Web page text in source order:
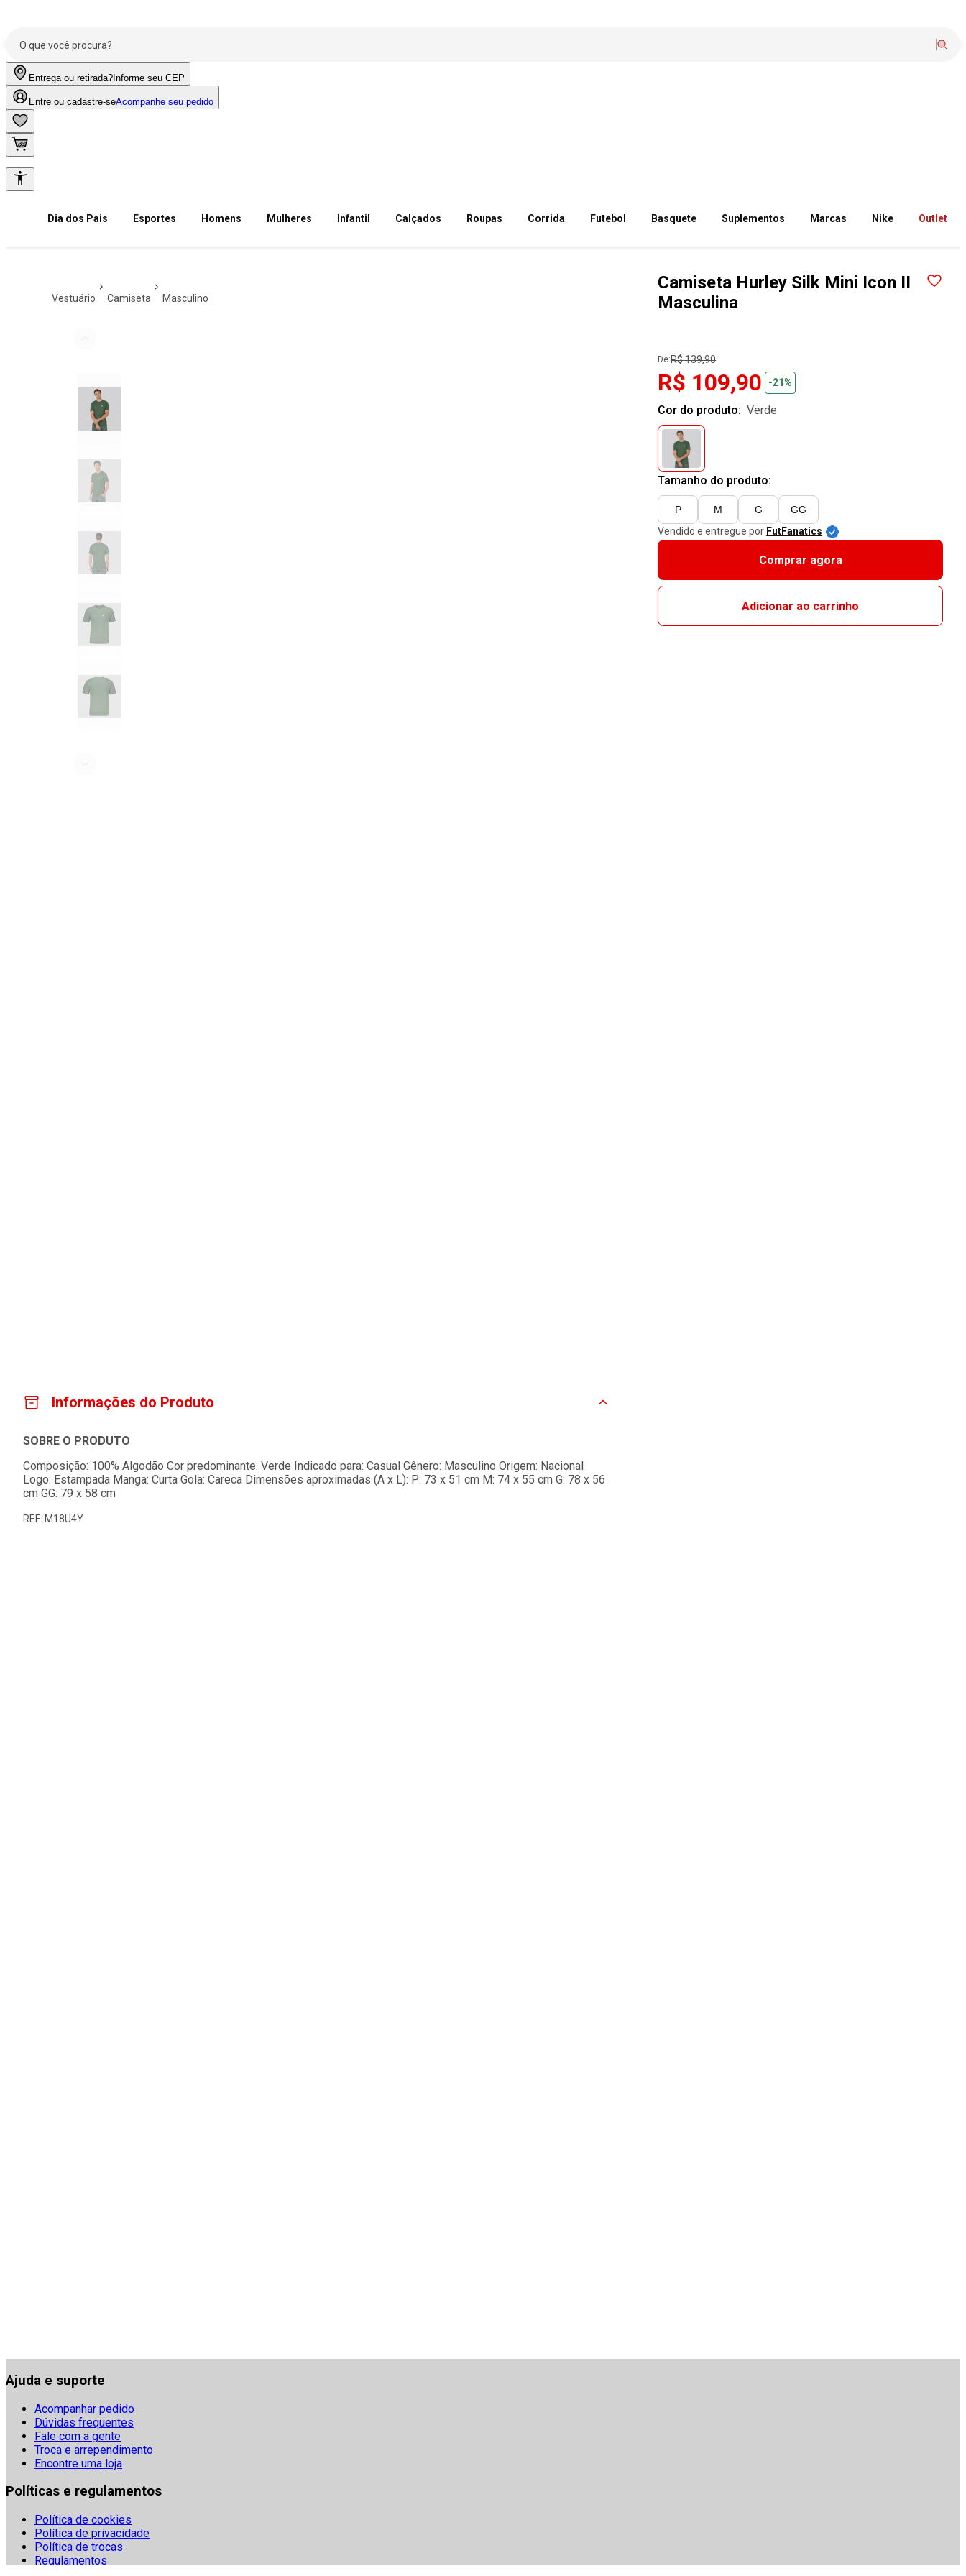
Entrega ou retirada? Informe seu CEP
Entre ou cadastre-seAcompanhe seu pedido
Dia dos Pais Esportes Homens Mulheres Infantil Calçados Roupas Corrida Futebol Basquete Suplementos Marcas Nike Outlet
vestuário camiseta masculino
Camiseta Hurley Silk Mini Icon II
Masculina
De:R$ 139,90
R$ 109,90 -21%
Cor do produto: verde
Tamanho do produto:
P M G
GG
Vendido e entregue por FutFanatics
Comprar agora
Adicionar ao carrinho
Informações do Produto
SOBRE O PRODUTO
Composição: 100% Algodão Cor predominante: Verde Indicado para: Casual Gênero: Masculino Origem: Nacional
Logo: Estampada Manga: Curta Gola: Careca Dimensões aproximadas (A x L): P: 73 x 51 cm M: 74 x 55 cm G: 78 x 56
cm GG: 79 x 58 cm
REF: M18U4Y
Ajuda e suporte
Acompanhar pedido
Dúvidas frequentes
Fale com a gente
Troca e arrependimento
Encontre uma loja
Políticas e regulamentos
Política de cookies
Política de privacidade
Política de trocas
Regulamentos